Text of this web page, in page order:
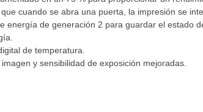
cuando se abra una puerta, la impresión se
energía de generación 2 para guardar el estado
de temperatura.
y sensibilidad de exposición mejoradas.